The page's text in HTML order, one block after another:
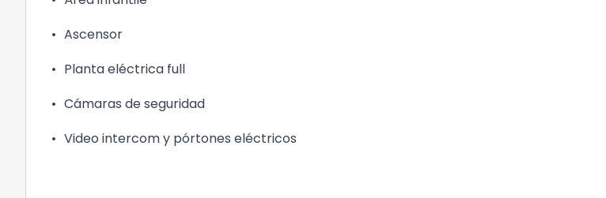
• Ascensor
• Planta eléctrica full
• Cámaras de seguridad
• Video intercom y pórtones eléctricos